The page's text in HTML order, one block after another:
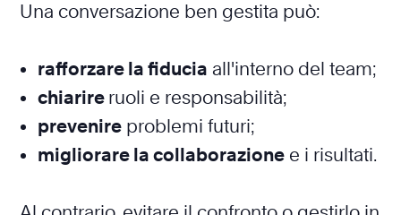
Una conversazione ben gestita può:
rafforzare la fiducia all'interno del team;
chiarire ruoli e responsabilità;
prevenire problemi futuri;
migliorare la collaborazione e i risultati.